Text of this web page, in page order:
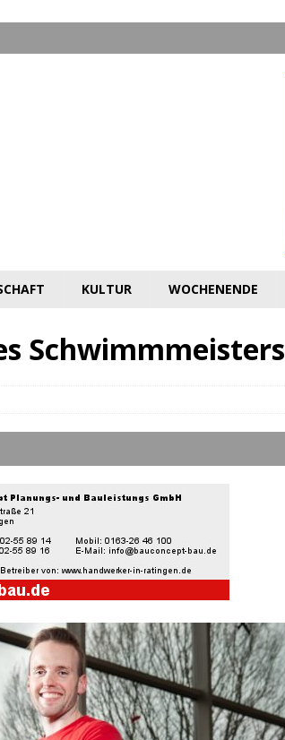
KULTUR WOCHENENDE
Schwimmmeisters